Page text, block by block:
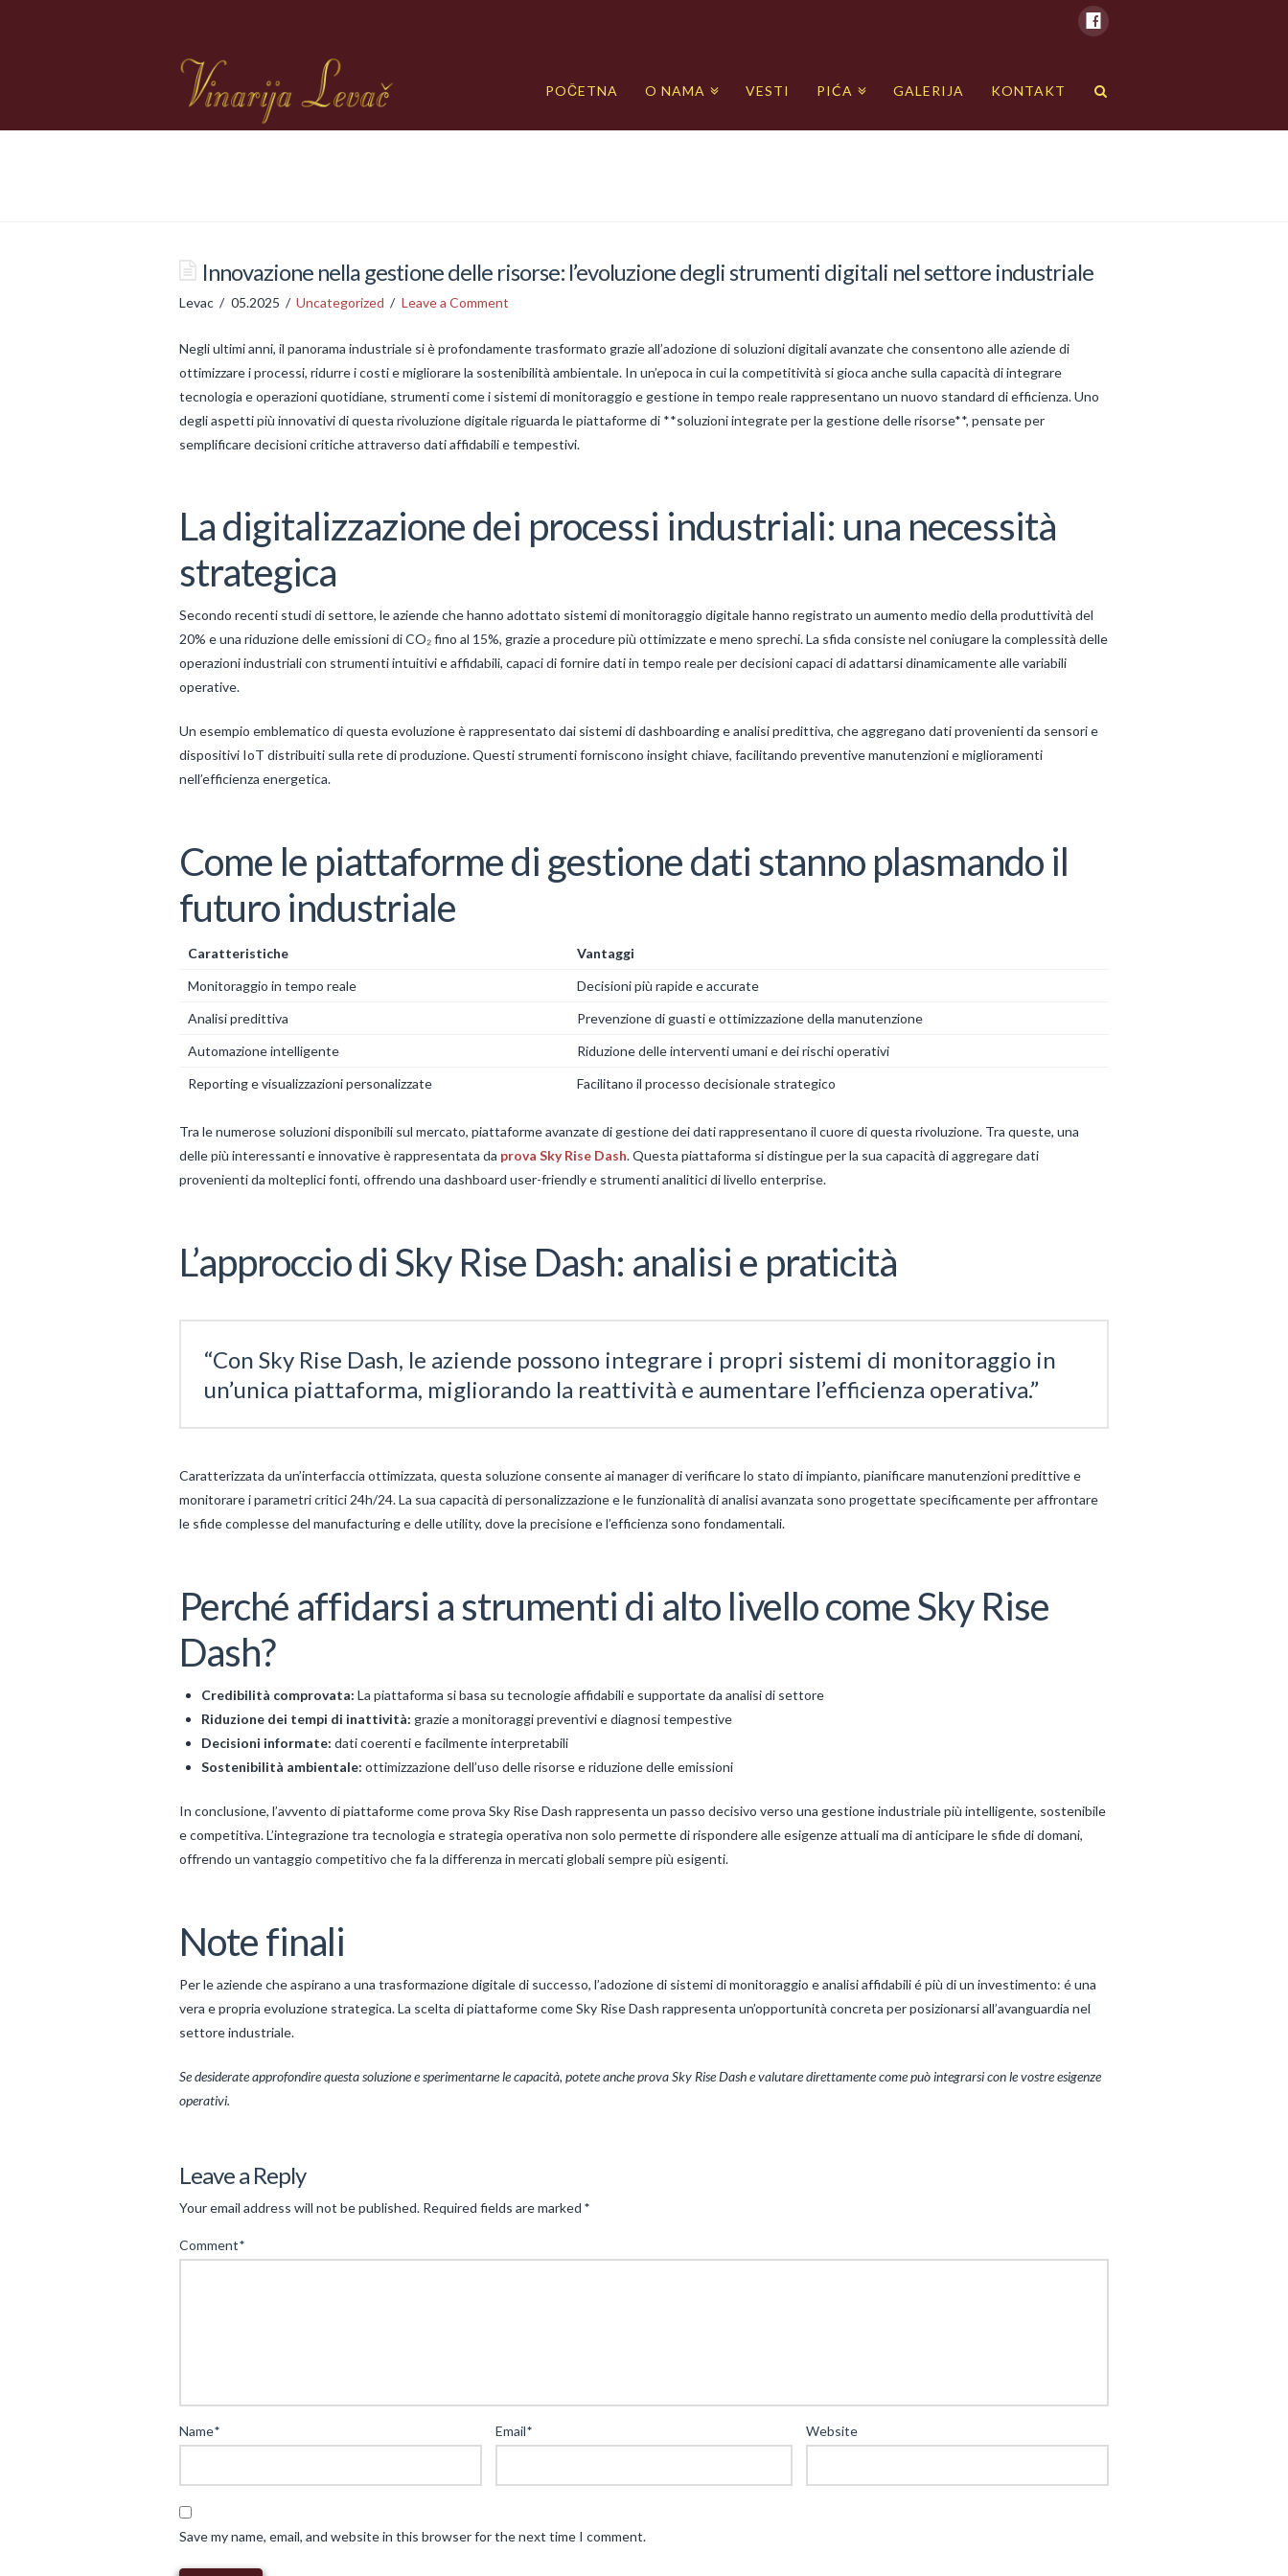
POČETNA O NAMA VESTI PIĆA GALERIJA KONTAKT
Innovazione nella gestione delle risorse: l’evoluzione degli strumenti digitali nel settore industriale
Levac 05.2025 Uncategorized Leave a Comment
Negli ultimi anni, il panorama industriale si è profondamente trasformato grazie all’adozione di soluzioni digitali avanzate che consentono alle aziende di
ottimizzare i processi, ridurre i costi e migliorare la sostenibilità ambientale. In un’epoca in cui la competitività si gioca anche sulla capacità di integrare
tecnologia e operazioni quotidiane, strumenti come i sistemi di monitoraggio e gestione in tempo reale rappresentano un nuovo standard di efficienza. Uno
degli aspetti più innovativi di questa rivoluzione digitale riguarda le piattaforme di **soluzioni integrate per la gestione delle risorse**, pensate per
semplificare decisioni critiche attraverso dati affidabili e tempestivi.
La digitalizzazione dei processi industriali: una necessità
strategica
Secondo recenti studi di settore, le aziende che hanno adottato sistemi di monitoraggio digitale hanno registrato un aumento medio della produttività del
20% e una riduzione delle emissioni di CO₂ fino al 15%, grazie a procedure più ottimizzate e meno sprechi. La sfida consiste nel coniugare la complessità delle
operazioni industriali con strumenti intuitivi e affidabili, capaci di fornire dati in tempo reale per decisioni capaci di adattarsi dinamicamente alle variabili
operative.
Un esempio emblematico di questa evoluzione è rappresentato dai sistemi di dashboarding e analisi predittiva, che aggregano dati provenienti da sensori e
dispositivi IoT distribuiti sulla rete di produzione. Questi strumenti forniscono insight chiave, facilitando preventive manutenzioni e miglioramenti
nell’efficienza energetica.
Come le piattaforme di gestione dati stanno plasmando il
futuro industriale
Caratteristiche
Vantaggi
Monitoraggio in tempo reale
Decisioni più rapide e accurate
Analisi predittiva
Prevenzione di guasti e ottimizzazione della manutenzione
Automazione intelligente
Riduzione delle interventi umani e dei rischi operativi
Reporting e visualizzazioni personalizzate
Facilitano il processo decisionale strategico
Tra le numerose soluzioni disponibili sul mercato, piattaforme avanzate di gestione dei dati rappresentano il cuore di questa rivoluzione. Tra queste, una
delle più interessanti e innovative è rappresentata da prova Sky Rise Dash. Questa piattaforma si distingue per la sua capacità di aggregare dati
provenienti da molteplici fonti, offrendo una dashboard user-friendly e strumenti analitici di livello enterprise.
L’approccio di Sky Rise Dash: analisi e praticità
“Con Sky Rise Dash, le aziende possono integrare i propri sistemi di monitoraggio in
un’unica piattaforma, migliorando la reattività e aumentare l’efficienza operativa.”
Caratterizzata da un’interfaccia ottimizzata, questa soluzione consente ai manager di verificare lo stato di impianto, pianificare manutenzioni predittive e
monitorare i parametri critici 24h/24. La sua capacità di personalizzazione e le funzionalità di analisi avanzata sono progettate specificamente per affrontare
le sfide complesse del manufacturing e delle utility, dove la precisione e l’efficienza sono fondamentali.
Perché affidarsi a strumenti di alto livello come Sky Rise
Dash?
Credibilità comprovata: La piattaforma si basa su tecnologie affidabili e supportate da analisi di settore
Riduzione dei tempi di inattività: grazie a monitoraggi preventivi e diagnosi tempestive
Decisioni informate: dati coerenti e facilmente interpretabili
Sostenibilità ambientale: ottimizzazione dell’uso delle risorse e riduzione delle emissioni
In conclusione, l’avvento di piattaforme come prova Sky Rise Dash rappresenta un passo decisivo verso una gestione industriale più intelligente, sostenibile
e competitiva. L’integrazione tra tecnologia e strategia operativa non solo permette di rispondere alle esigenze attuali ma di anticipare le sfide di domani,
offrendo un vantaggio competitivo che fa la differenza in mercati globali sempre più esigenti.
Note finali
Per le aziende che aspirano a una trasformazione digitale di successo, l’adozione di sistemi di monitoraggio e analisi affidabili é più di un investimento: é una
vera e propria evoluzione strategica. La scelta di piattaforme come Sky Rise Dash rappresenta un’opportunità concreta per posizionarsi all’avanguardia nel
settore industriale.
Se desiderate approfondire questa soluzione e sperimentarne le capacità, potete anche prova Sky Rise Dash e valutare direttamente come può integrarsi con le vostre esigenze
operativi.
Innovazione
nella
delle
nel
settore
Leave a Reply
Your email address will not be published. Required fields are marked *
Comment*
Name* Email* Website
Save my name, email, and website in this browser for the next time I comment.